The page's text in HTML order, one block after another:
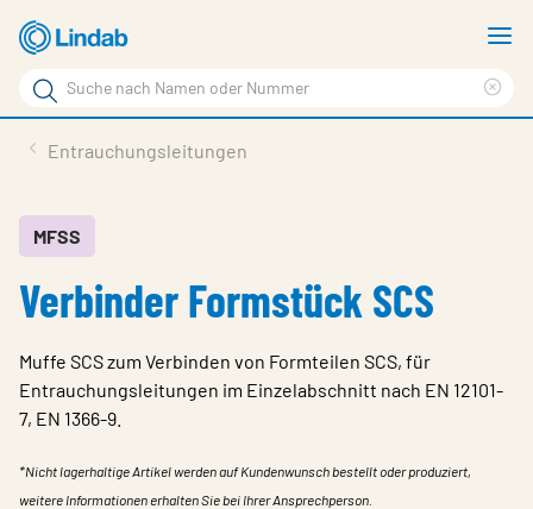
Zum
Hauptinhalt
Suchbegriff
Seite
durchsuchen
Im Fokus
Über Lindab
Downloads
Einloggen
Sprache wählen
Switzerland - German
Entrauchungsleitungen
MFSS
Verbinder Formstück SCS
Muffe SCS zum Verbinden von Formteilen SCS, für
Entrauchungsleitungen im Einzelabschnitt nach EN 12101-
7, EN 1366-9.
*Nicht lagerhaltige Artikel werden auf Kundenwunsch bestellt oder produziert,
weitere Informationen erhalten Sie bei Ihrer Ansprechperson.